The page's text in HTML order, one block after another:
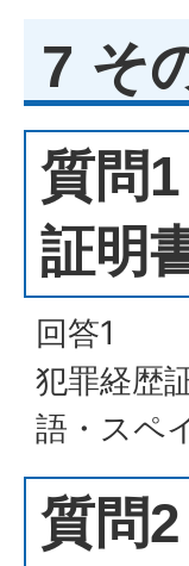
7 そ
質問
証明
回答1
犯罪経歴
語・スペ
質問